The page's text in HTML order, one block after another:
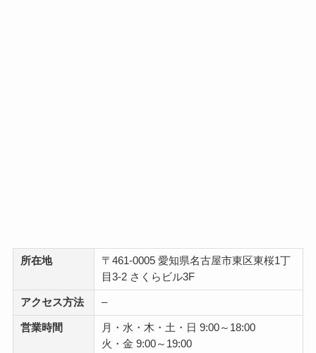
所在地
〒461-0005 愛知県名古屋市東区東桜1丁
目3-2 さくらビル3F
アクセス方法 –
営業時間
月・水・木・土・日 9:00～18:00
火・金 9:00～19:00